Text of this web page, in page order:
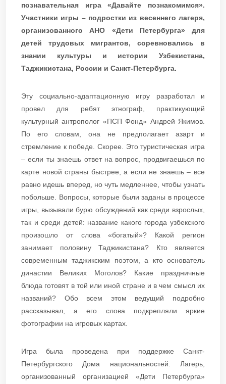
познавательная игра «Давайте познакомимся».
Участники игры – подростки из весеннего лагеря,
организованного АНО «Дети Петербурга» для
детей трудовых мигрантов, соревновались в
знании культуры и истории Узбекистана,
Таджикистана, России и Санкт-Петербурга.
Эту социально-адаптационную игру разработал и
провел для ребят этнограф, практикующий
культурный антрополог «ПСП Фонд» Андрей Якимов.
По его словам, она не предполагает азарт и
стремление к победе. Скорее. Это туристическая игра
– если ты знаешь ответ на вопрос, продвигаешься по
карте новой страны быстрее, а если не знаешь – все
равно идешь вперед, но чуть медленнее, чтобы узнать
побольше. Вопросы, которые были заданы в процессе
игры, вызывали бурю обсуждений как среди взрослых,
так и среди детей: название какого города узбекского
произошло от слова «богатый»? Какой регион
занимает половину Таджикистана? Кто является
современным таджикским поэтом, а кто основатель
династии Великих Моголов? Какие праздничные
блюда готовят в той или иной стране и в чем смысл их
названий? Обо всем этом ведущий подробно
рассказывал, а его слова подкрепляли яркие
фотографии на игровых картах.
Игра была проведена при поддержке Санкт-
Петербургского Дома национальностей. Лагерь,
организованный организацией «Дети Петербурга»